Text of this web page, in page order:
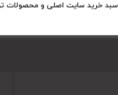
سبد خرید سایت اصلی و محصولات